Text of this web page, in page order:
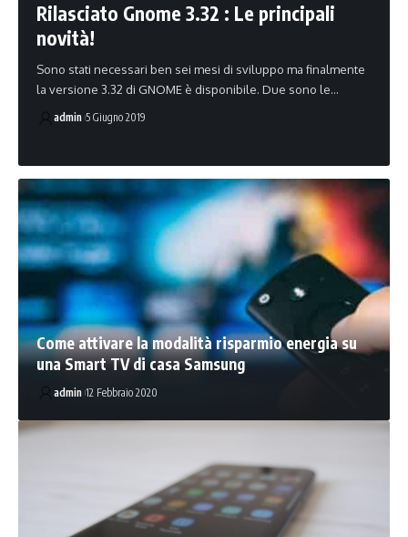
Rilasciato Gnome 3.32 : Le principali
novità!
Sono stati necessari ben sei mesi di sviluppo ma finalmente
la versione 3.32 di GNOME è disponibile. Due sono le…
admin 5 Giugno 2019
Come attivare la modalità risparmio energia su
una Smart TV di casa Samsung
admin 12 Febbraio 2020